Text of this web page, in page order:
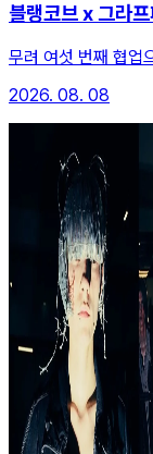
블랭코브 x 그라
무려 여섯 번째 협업
2026. 08. 08